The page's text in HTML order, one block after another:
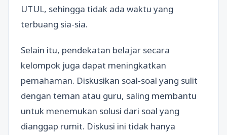
UTUL, sehingga tidak ada waktu yang
terbuang sia-sia.
Selain itu, pendekatan belajar secara
kelompok juga dapat meningkatkan
pemahaman. Diskusikan soal-soal yang sulit
dengan teman atau guru, saling membantu
untuk menemukan solusi dari soal yang
dianggap rumit. Diskusi ini tidak hanya